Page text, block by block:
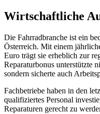
Wirtschaftliche
Die Fahrradbranche ist ein
Österreich. Mit einem
Euro trägt sie erheblich zur
Reparaturbonus unterstützte
sondern sicherte auch
Fachbetriebe haben in den
qualifiziertes Personal
Reparaturen gerecht zu